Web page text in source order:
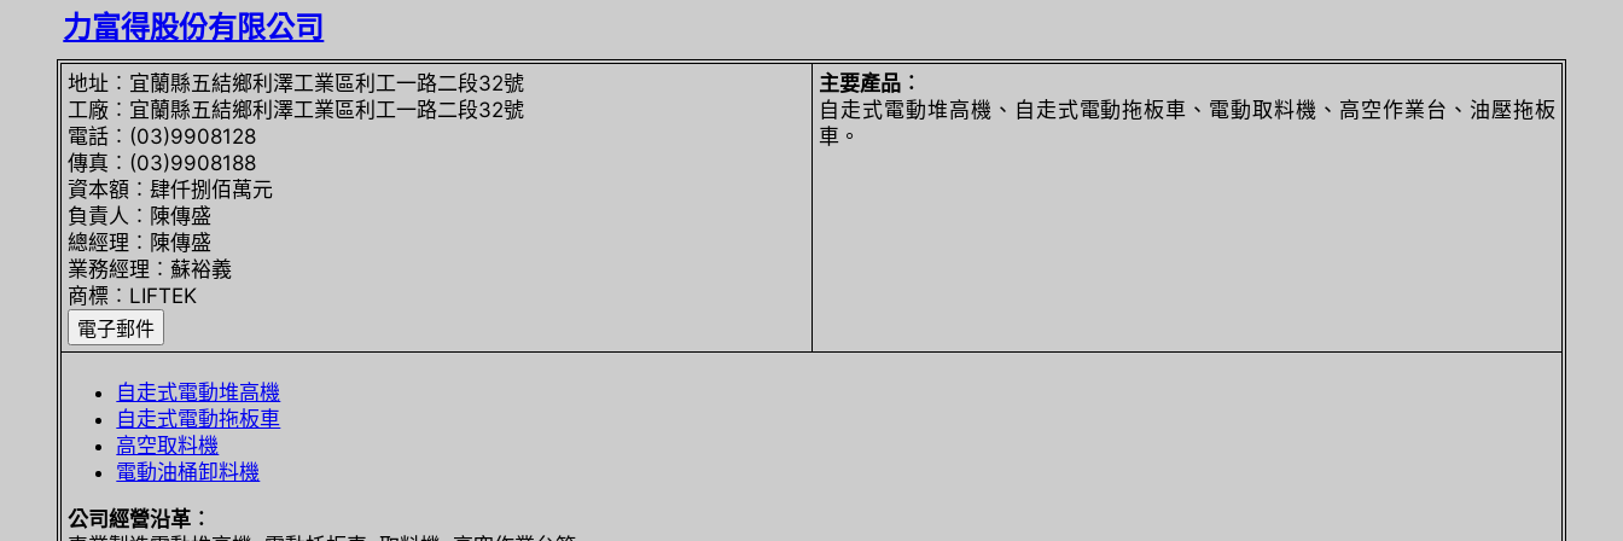
力富得股份有限公司
地址︰宜蘭縣五結鄉利澤工業區利工一路二段32號
工廠︰宜蘭縣五結鄉利澤工業區利工一路二段32號
電話︰(03)9908128
傳真︰(03)9908188
資本額︰肆仟捌佰萬元
負責人︰陳傳盛
總經理︰陳傳盛
業務經理︰蘇裕義
商標︰LIFTEK
主要產品︰
自走式電動堆高機、自走式電動拖板車、電動取料機、高空作業台、油壓拖板
車。
自走式電動堆高機
自走式電動拖板車
高空取料機
電動油桶卸料機
公司經營沿革︰